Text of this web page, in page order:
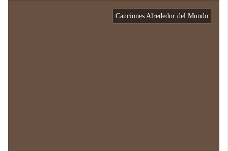
Canciones Alrededor del Mundo